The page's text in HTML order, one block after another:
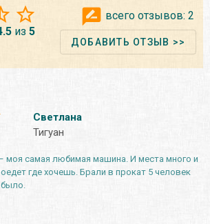
из 5
всего отзывов: 2
ДОБАВИТЬ ОТЗЫВ >>
Светлана
Тигуан
моя самая любимая машина. И места много и
где хочешь. Брали в прокат 5 человек